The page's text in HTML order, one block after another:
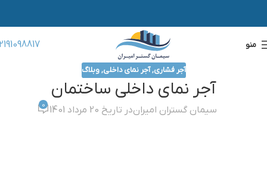
منو
آجر فشاری,آجر نمای داخلی,وبلاگ
آجر نمای داخلی ساختمان
سیمان گستران امیراندر تاریخ 20 مرداد 1401 0